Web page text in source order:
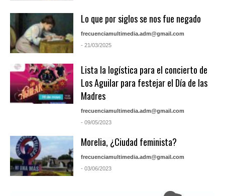
Lo que por siglos se nos fue negado
frecuenciamultimedia.adm@gmail.com
- 21/03/2025
Lista la logística para el concierto de
Los Aguilar para festejar el Día de las
Madres
frecuenciamultimedia.adm@gmail.com
- 09/05/2023
Morelia, ¿Ciudad feminista?
frecuenciamultimedia.adm@gmail.com
- 03/06/2023